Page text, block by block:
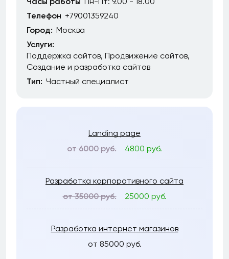
Телефон +79001359240
Город: Москва
Услуги:
Поддержка сайтов Продвижение сайтов
Создание и разработка сайтов
Тип: Частный специалист
Landing page
от 6000 руб.
4800 руб.
Разработка корпоративного сайта
от 35000 руб.
25000 руб.
Разработка интернет магазинов
от 85000 руб.